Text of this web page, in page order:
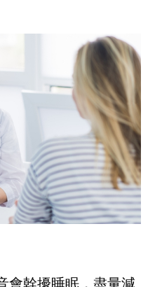
幹擾睡眠，盡量減